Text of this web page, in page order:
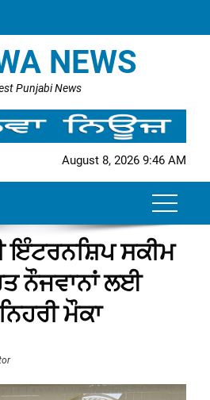
NEWS
Punjabi News
August 8, 2026 9:46 AM
ਇੰਟਰਨਸ਼ਿਪ ਸਕੀਮ
ਨੌਜਵਾਨਾਂ ਲਈ
ਮੌਕਾ